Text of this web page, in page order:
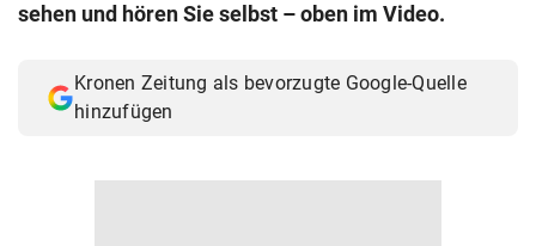
sehen und hören Sie selbst – oben im Video.
Kronen Zeitung als bevorzugte Google-Quelle
hinzufügen